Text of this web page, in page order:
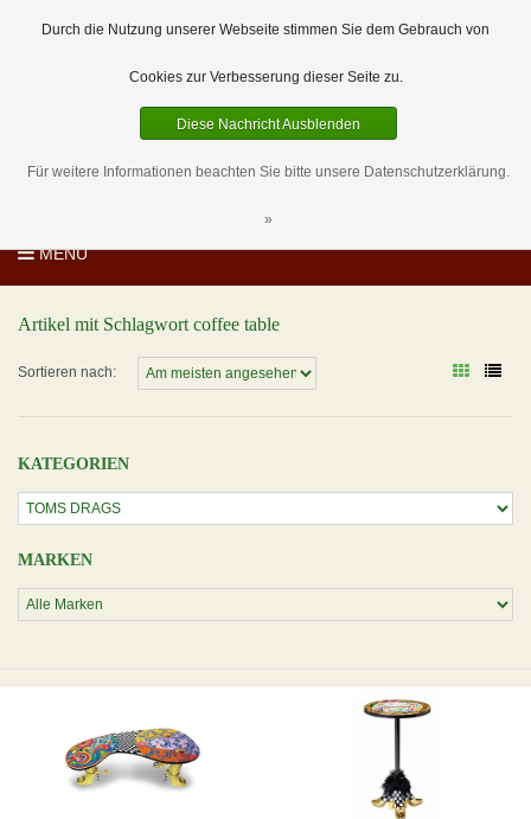
0 Artikel
DE
EUR
MENU
Artikel mit Schlagwort coffee table
Sortieren nach:
KATEGORIEN
MARKEN
Durch die Nutzung unserer Webseite stimmen Sie dem Gebrauch von
Cookies zur Verbesserung dieser Seite zu.
Diese Nachricht Ausblenden
Für weitere Informationen beachten Sie bitte unsere Datenschutzerklärung.
»